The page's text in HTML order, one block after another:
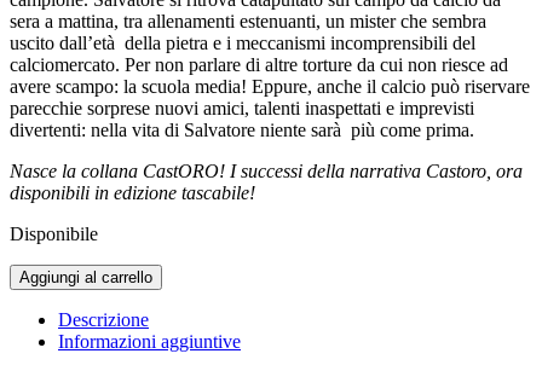
sera a mattina, tra allenamenti estenuanti, un mister che sembra
uscito dall’età della pietra e i meccanismi incomprensibili del
calciomercato. Per non parlare di altre torture da cui non riesce ad
avere scampo: la scuola media! Eppure, anche il calcio può riservare
parecchie sorprese nuovi amici, talenti inaspettati e imprevisti
divertenti: nella vita di Salvatore niente sarà più come prima.
Nasce la collana CastORO! I successi della narrativa Castoro, ora
disponibili in edizione tascabile!
Disponibile
Troppo
mitico!
quantità
Aggiungi al carrello
Descrizione
Informazioni aggiuntive